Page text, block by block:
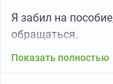
Я забил на
обращаться.
Показать полностью